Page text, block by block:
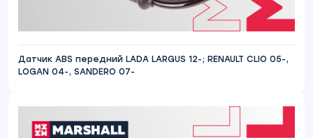
Датчик ABS передний LADA LARGUS 12-; RENAULT CLIO 05-,
LOGAN 04-, SANDERO 07-